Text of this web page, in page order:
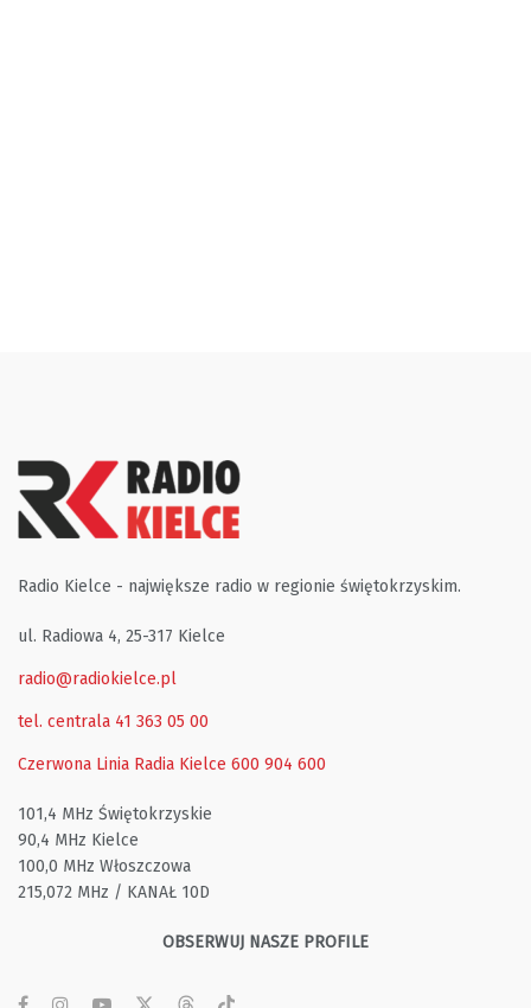
Radio Kielce - największe radio w regionie świętokrzyskim.
ul. Radiowa 4, 25-317 Kielce
radio@radiokielce.pl
tel. centrala 41 363 05 00
Czerwona Linia Radia Kielce 600 904 600
101,4 MHz Świętokrzyskie
90,4 MHz Kielce
100,0 MHz Włoszczowa
215,072 MHz / KANAŁ 10D
OBSERWUJ NASZE PROFILE